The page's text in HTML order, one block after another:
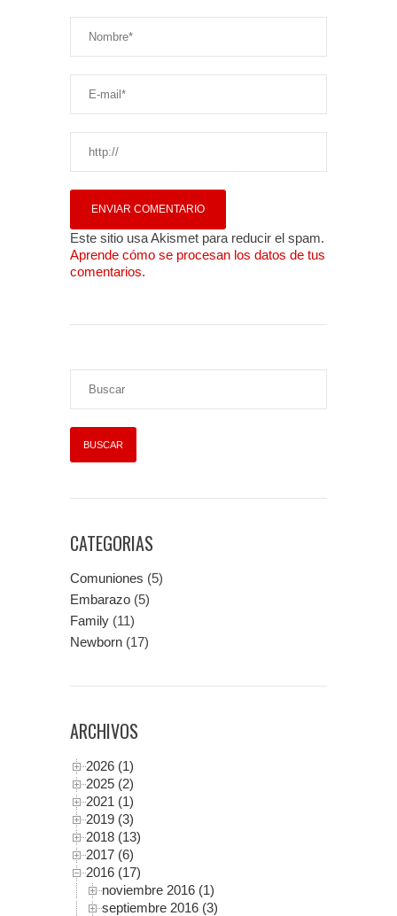
Este sitio usa Akismet para reducir el spam.
Aprende cómo se procesan los datos de tus
comentarios.
CATEGORIAS
Comuniones (5)
Embarazo (5)
Family (11)
Newborn (17)
ARCHIVOS
2026 (1)
2025 (2)
2021 (1)
2019 (3)
2018 (13)
2017 (6)
2016 (17)
noviembre 2016 (1)
septiembre 2016 (3)